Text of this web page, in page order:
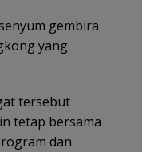
gembira
yang
tersebut
tetap bersama
dan